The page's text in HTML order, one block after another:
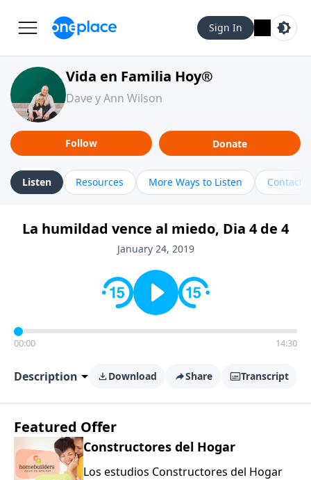
Sign In
Vida en Familia Hoy®
Dave y Ann Wilson
Follow Donate
Listen Resources More Ways to Listen Contact
La humildad vence al miedo, Dia 4 de 4
January 24, 2019
00:00 14:30
Description Download Share Transcript
Featured Offer
Constructores del Hogar
Los estudios Constructores del Hogar